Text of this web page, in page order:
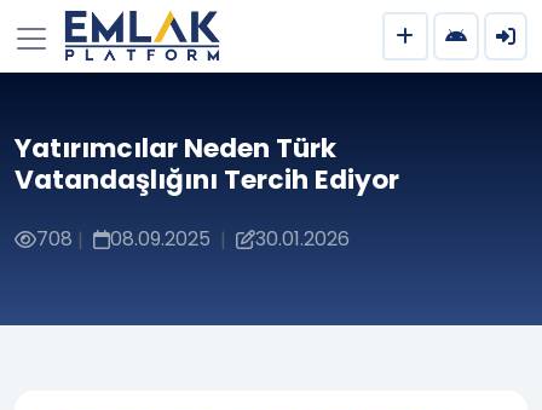
Yatırımcılar Neden Türk
Vatandaşlığını Tercih Ediyor
708 | 08.09.2025 | 30.01.2026